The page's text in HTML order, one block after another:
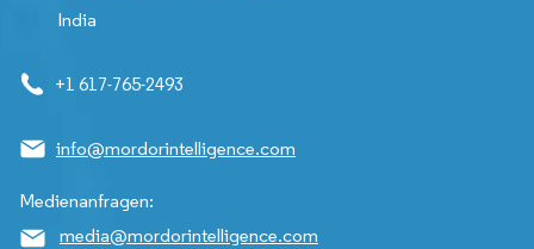
India
+1 617-765-2493
info@mordorintelligence.com
Medienanfragen:
media@mordorintelligence.com